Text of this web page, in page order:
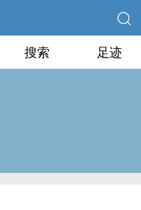
搜索 足迹